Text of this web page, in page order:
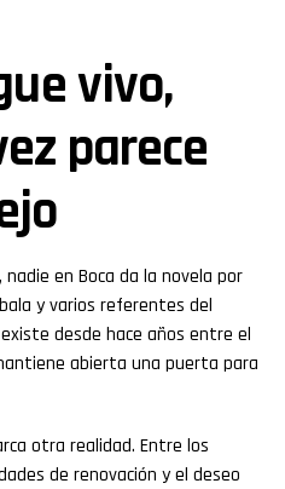
vivo,
parece
en Boca da la novela por
y varios referentes del
desde hace años entre el
abierta una puerta para
otra realidad. Entre los
de renovación y el deseo